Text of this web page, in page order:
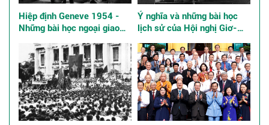
Hiệp định Geneve 1954 -
Những bài học ngoại giao
Ý nghĩa và những bài học
lịch sử của Hội nghị Giơ-
1954